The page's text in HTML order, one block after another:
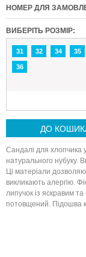
НОМЕР ДЛЯ
ВИБЕРІТЬ РОЗМІР:
31 32 34 35
36
ДО
Сандалі для хлопчика
натурального нубуку.
Ці матеріали
викликають алергію.
липучок із яскравим
потовщений. Підошва